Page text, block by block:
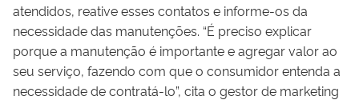
atendidos, reative esses contatos e informe-os da
necessidade das manutenções. “É preciso explicar
porque a manutenção é importante e agregar valor ao
seu serviço, fazendo com que o consumidor entenda a
necessidade de contratá-lo”, cita o gestor de marketing